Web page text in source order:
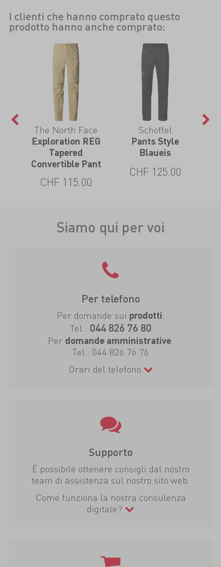
I clienti che hanno comprato questo
prodotto hanno anche comprato:
The North Face
Exploration REG
Tapered
Convertible Pant
CHF 115.00
Schöffel
Pants Style
Blaueis
CHF 125.00
Siamo qui per voi
Per telefono
Per domande sui prodotti:
Tel.: 044 826 76 80
Per domande amministrative:
Tel.: 044 826 76 76
Orari del telefono
Supporto
È possibile ottenere consigli dal nostro
team di assistenza sul nostro sito web.
Come funziona la nostra consulenza
digitale?